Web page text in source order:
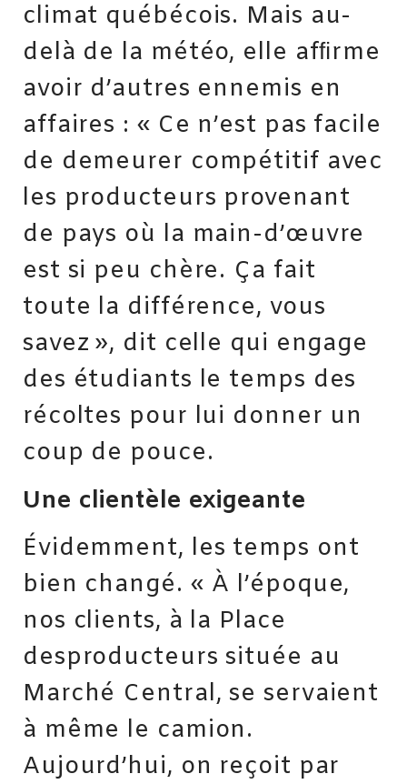
climat québécois. Mais au-
delà de la météo, elle afﬁrme
avoir d’autres ennemis en
affaires : « Ce n’est pas facile
de demeurer compétitif avec
les producteurs provenant
de pays où la main-d’œuvre
est si peu chère. Ça fait
toute la différence, vous
savez », dit celle qui engage
des étudiants le temps des
récoltes pour lui donner un
coup de pouce.
Une clientèle exigeante
Évidemment, les temps ont
bien changé. « À l’époque,
nos clients, à la Place
desproducteurs située au
Marché Central, se servaient
à même le camion.
Aujourd’hui, on reçoit par